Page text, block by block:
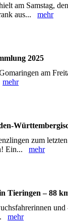
am Samstag,
aus... mehr
2025
am
mehr
zum
Ein... mehr
Tieringen – 88
und
mehr